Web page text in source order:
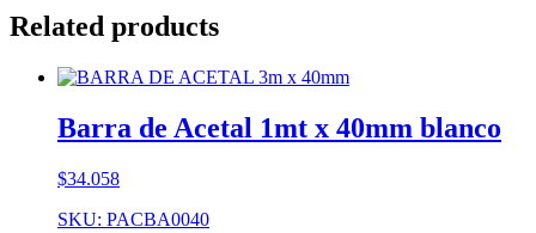
Related products
Barra de Acetal 1mt x 40mm blanco
$34.058
SKU: PACBA0040